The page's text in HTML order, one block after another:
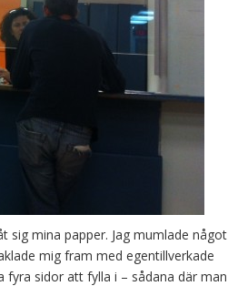
sig mina papper. Jag mumlade något
mig fram med egentillverkade
fyra sidor att fylla i – sådana där man